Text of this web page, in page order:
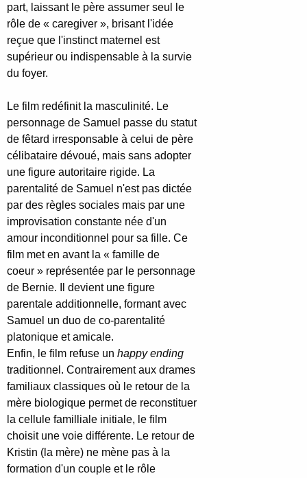
part, laissant le père assumer seul le
rôle de « caregiver », brisant l'idée
reçue que l'instinct maternel est
supérieur ou indispensable à la survie
du foyer.
Le film redéfinit la masculinité. Le
personnage de Samuel passe du statut
de fêtard irresponsable à celui de père
célibataire dévoué, mais sans adopter
une figure autoritaire rigide. La
parentalité de Samuel n'est pas dictée
par des règles sociales mais par une
improvisation constante née d'un
amour inconditionnel pour sa fille. Ce
film met en avant la « famille de
coeur » représentée par le personnage
de Bernie. Il devient une figure
parentale additionnelle, formant avec
Samuel un duo de co-parentalité
platonique et amicale.
Enfin, le film refuse un happy e nding
traditionnel. Contrairement aux drames
familiaux classiques où le retour de la
mère biologique permet de reconstituer
la cellule familliale initiale, le film
choisit une voie différente. Le retour de
Kristin (la mère) ne mène pas à la
formation d'un couple et le rôle